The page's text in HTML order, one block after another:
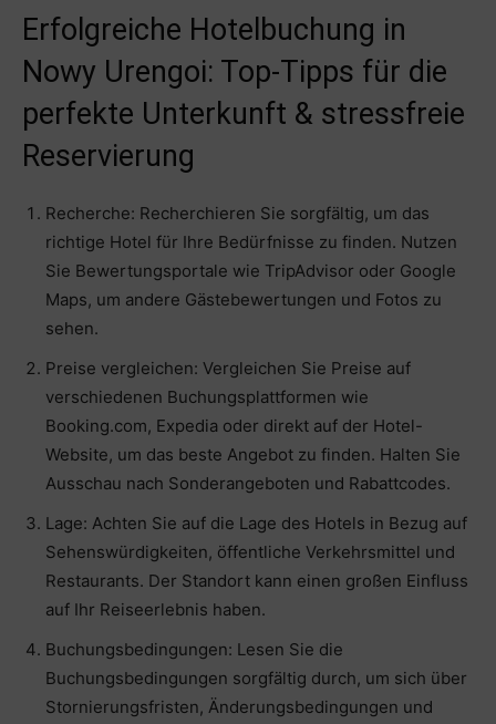
Erfolgreiche Hotelbuchung in
Nowy Urengoi: Top-Tipps für die
perfekte Unterkunft & stressfreie
Reservierung
Recherche: Recherchieren Sie sorgfältig, um das
richtige Hotel für Ihre Bedürfnisse zu finden. Nutzen
Sie Bewertungsportale wie TripAdvisor oder Google
Maps, um andere Gästebewertungen und Fotos zu
sehen.
Preise vergleichen: Vergleichen Sie Preise auf
verschiedenen Buchungsplattformen wie
Booking.com, Expedia oder direkt auf der Hotel-
Website, um das beste Angebot zu finden. Halten Sie
Ausschau nach Sonderangeboten und Rabattcodes.
Lage: Achten Sie auf die Lage des Hotels in Bezug auf
Sehenswürdigkeiten, öffentliche Verkehrsmittel und
Restaurants. Der Standort kann einen großen Einfluss
auf Ihr Reiseerlebnis haben.
Buchungsbedingungen: Lesen Sie die
Buchungsbedingungen sorgfältig durch, um sich über
Stornierungsfristen, Änderungsbedingungen und